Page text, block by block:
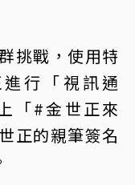
挑戰，使用特
行「視訊通
「#金世正來
正的親筆簽名